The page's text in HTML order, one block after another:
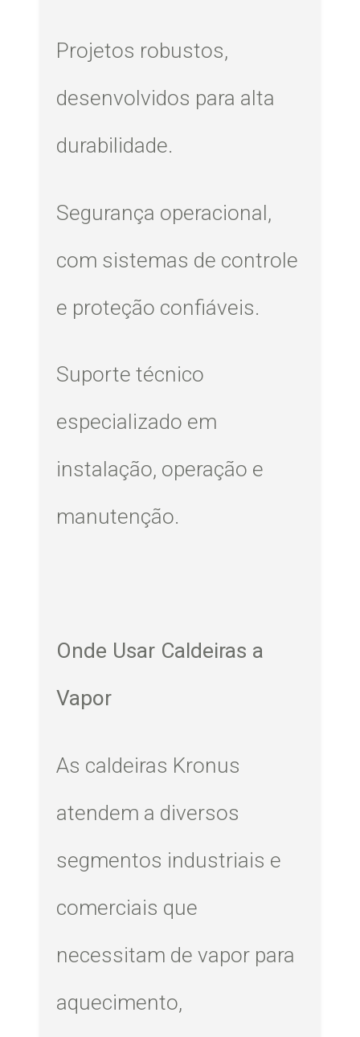
Projetos robustos,
desenvolvidos para alta
durabilidade.
Segurança operacional,
com sistemas de controle
e proteção confiáveis.
Suporte técnico
especializado em
instalação, operação e
manutenção.
Onde Usar Caldeiras a
Vapor
As caldeiras Kronus
atendem a diversos
segmentos industriais e
comerciais que
necessitam de vapor para
aquecimento,